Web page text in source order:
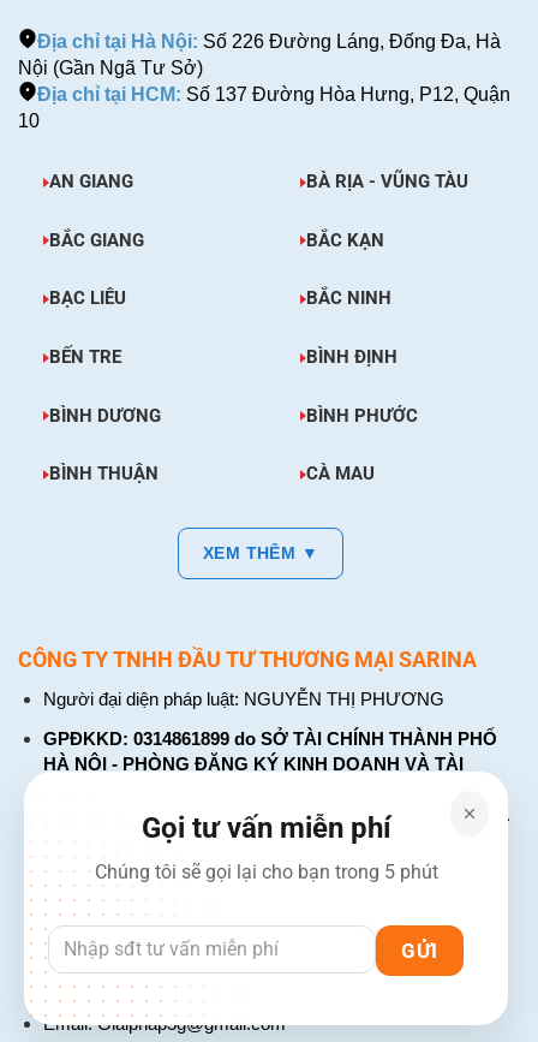
Địa chỉ tại Hà Nội: Số 226 Đường Láng, Đống Đa, Hà
Nội (Gần Ngã Tư Sở)
Địa chỉ tại HCM: Số 137 Đường Hòa Hưng, P12, Quận
10
AN GIANG BÀ RỊA - VŨNG TÀU
BẮC GIANG BẮC KẠN
BẠC LIÊU BẮC NINH
BẾN TRE BÌNH ĐỊNH
BÌNH DƯƠNG BÌNH PHƯỚC
BÌNH THUẬN CÀ MAU
XEM THÊM ▼
CÔNG TY TNHH ĐẦU TƯ THƯƠNG MẠI SARINA
Người đại diện pháp luật: NGUYỄN THỊ PHƯƠNG
GPĐKKD: 0314861899 do SỞ TÀI CHÍNH THÀNH PHỐ
HÀ NỘI - PHÒNG ĐĂNG KÝ KINH DOANH VÀ TÀI
CHÍNH DOANH NGHIỆP cấp. Đăng ký lần đầu: ngày 26
tháng 01 năm 2018. Đăng ký thay đổi lần thứ: 4, ngày 31
tháng 03 năm 2026
226 Đường Láng, Đống Đa, Hà Nội
137 Đường Hòa Hưng, Phường 12, Quận 10, TP. Hồ Chí
Minh
Hotline: 1900 2106 - 0386 001 001
Email:Giaiphap3g@gmail.com
Gọi tư vấn miễn phí
Chúng tôi sẽ gọi lại cho bạn trong 5 phút